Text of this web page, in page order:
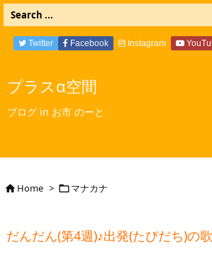
プラスα空間
ブログ in お市 のーと
Twitter Facebook Instagram
Home > マナカナ
だんだん(第4週)♪出発(たびだち)の